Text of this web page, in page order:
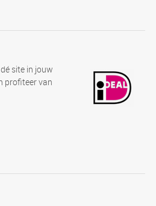
site in jouw
profiteer van